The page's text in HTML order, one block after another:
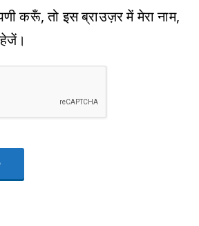
करूँ, तो इस ब्राउज़र में मेरा नाम,